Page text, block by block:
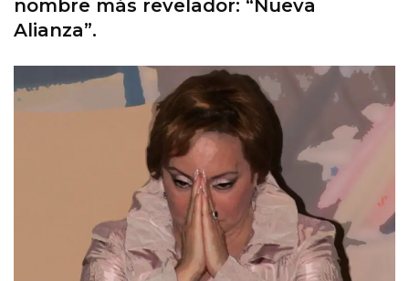
nombre más revelador: “Nueva
Alianza”.